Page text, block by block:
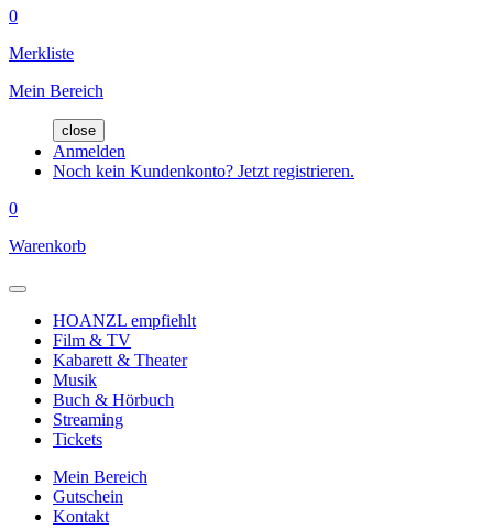
0
Merkliste
Mein Bereich
close
Anmelden
Noch kein Kundenkonto? Jetzt registrieren.
0
Warenkorb
HOANZL empfiehlt
Film & TV
Kabarett & Theater
Musik
Buch & Hörbuch
Streaming
Tickets
Mein Bereich
Gutschein
Kontakt